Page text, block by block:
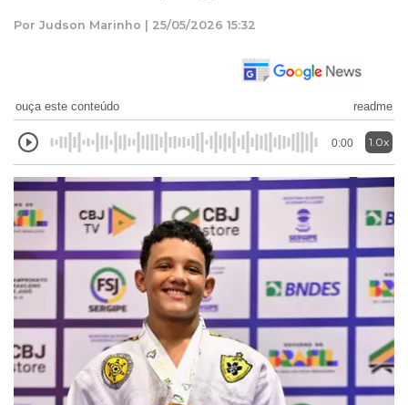
Por Judson Marinho | 25/05/2026 15:32
ouça este conteúdo readme
0:00 1.0x